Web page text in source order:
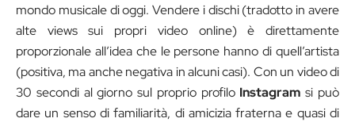
mondo musicale di oggi. Vendere i dischi (tradotto in avere
alte views sui propri video online) è direttamente
proporzionale all’idea che le persone hanno di quell’artista
(positiva, ma anche negativa in alcuni casi). Con un video di
30 secondi al giorno sul proprio profilo Instagram si può
dare un senso di familiarità, di amicizia fraterna e quasi di